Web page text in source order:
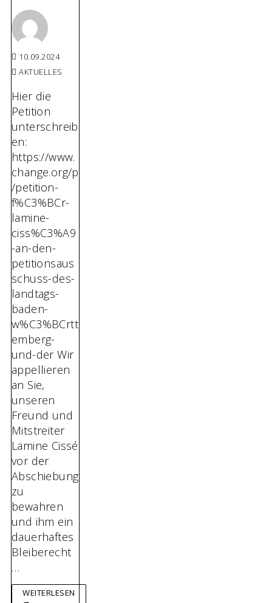
10.09.2024
AKTUELLES
Hier die
Petition
unterschreib
en:
https://www.
change.org/p
/petition-
f%C3%BCr-
lamine-
ciss%C3%A9
-an-den-
petitionsaus
schuss-des-
landtags-
baden-
w%C3%BCrtt
emberg-
und-der Wir
appellieren
an Sie,
unseren
Freund und
Mitstreiter
Lamine Cissé
vor der
Abschiebung
zu
bewahren
und ihm ein
dauerhaftes
Bleiberecht
…
WEITERLESEN
→